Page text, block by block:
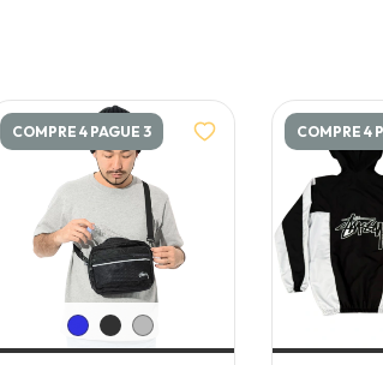
COMPRE 4 PAGUE 3 COMPRE 4